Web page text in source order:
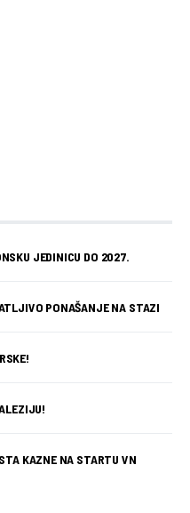
JEDINICU DO 2027.
PONAŠANJE NA STAZI
KAZNE NA STARTU VN